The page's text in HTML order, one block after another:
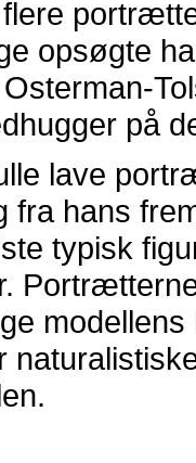
opsøgte
på
lave
fra hans
typisk